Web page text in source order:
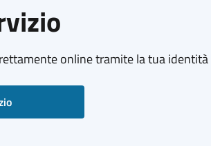
online tramite la tua